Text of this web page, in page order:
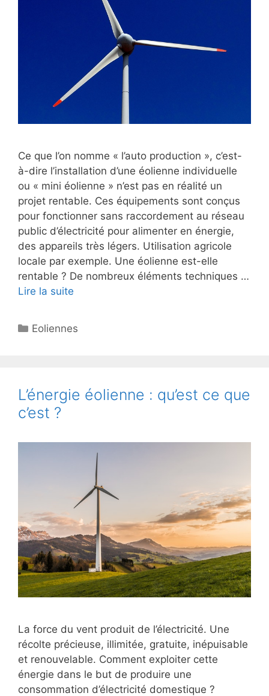
Ce que l’on nomme « l’auto production », c’est-
à-dire l’installation d’une éolienne individuelle
ou « mini éolienne » n’est pas en réalité un
projet rentable. Ces équipements sont conçus
pour fonctionner sans raccordement au réseau
public d’électricité pour alimenter en énergie,
des appareils très légers. Utilisation agricole
locale par exemple. Une éolienne est-elle
rentable ? De nombreux éléments techniques …
Lire la suite
Catégories
Eoliennes
L’énergie éolienne : qu’est ce que
c’est ?
La force du vent produit de l’électricité. Une
récolte précieuse, illimitée, gratuite, inépuisable
et renouvelable. Comment exploiter cette
énergie dans le but de produire une
consommation d’électricité domestique ?